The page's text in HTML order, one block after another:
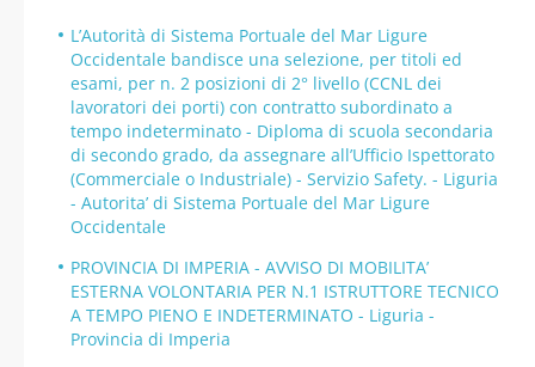
L’Autorità di Sistema Portuale del Mar Ligure
Occidentale bandisce una selezione, per titoli ed
esami, per n. 2 posizioni di 2° livello (CCNL dei
lavoratori dei porti) con contratto subordinato a
tempo indeterminato - Diploma di scuola secondaria
di secondo grado, da assegnare all’Ufficio Ispettorato
(Commerciale o Industriale) - Servizio Safety. - Liguria
- Autorita’ di Sistema Portuale del Mar Ligure
Occidentale
PROVINCIA DI IMPERIA - AVVISO DI MOBILITA’
ESTERNA VOLONTARIA PER N.1 ISTRUTTORE TECNICO
A TEMPO PIENO E INDETERMINATO - Liguria -
Provincia di Imperia